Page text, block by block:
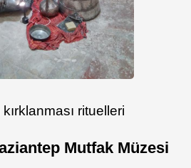
rituelleri
Mutfak Müzesi